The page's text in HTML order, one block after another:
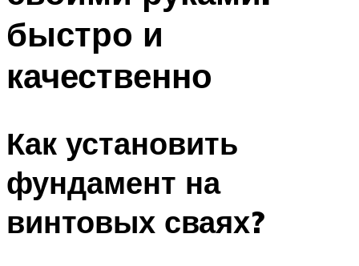
быстро и
качественно
Как установить
фундамент на
винтовых сваях?